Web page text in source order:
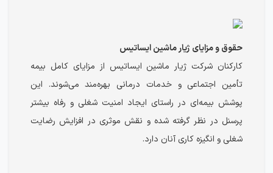
حقوق و مزایای ژیار ماشین ایساتیس
کارکنان شرکت ژیار ماشین ایساتیس از مزایای کامل بیمه
تأمین اجتماعی و خدمات درمانی بهره‌مند می‌شوند. این
پوشش بیمه‌ای در راستای ایجاد امنیت شغلی و رفاه بیشتر
پرسنل در نظر گرفته شده و نقش موثری در افزایش رضایت
شغلی و انگیزه کاری آنان دارد.